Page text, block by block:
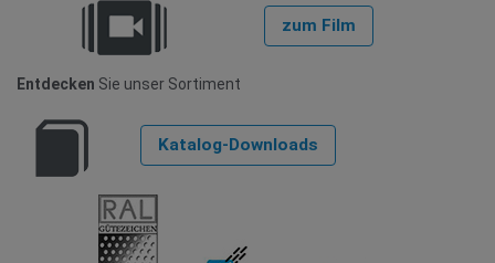
zum Film
Entdecken Sie unser Sortiment
Katalog-Downloads